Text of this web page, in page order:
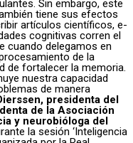
Sin embargo, este
tiene sus efectos
artículos científicos, e-
cognitivas corren el
cuando delegamos en
de la
de fortalecer la memoria.
nuestra capacidad
de manera
presidenta del
de la Asociación
y neurobióloga del
la sesión ‘Inteligencia